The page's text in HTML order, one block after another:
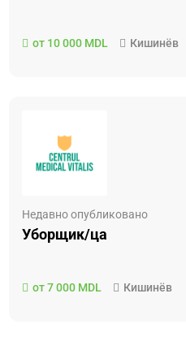
от 10 000 MDL Кишинёв
Недавно опубликовано
Уборщик/ца
от 7 000 MDL Кишинёв